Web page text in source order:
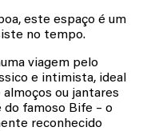
este espaço é um
no tempo.
viagem pelo
e intimista, ideal
ou jantares
famoso Bife – o
reconhecido